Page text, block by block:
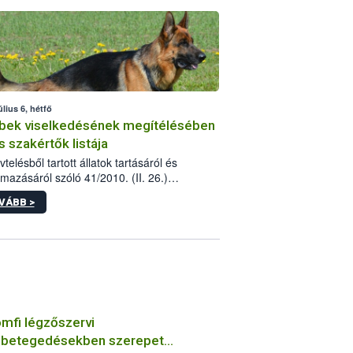
6, hétfő
viselkedésének megítélésében
szakértők listája
tartott állatok tartásáról és
szóló 41/2010. (II. 26.)
szabályozza az eb okozta fizikai
illetve ennek veszélye keletkezésekor
eb tartását és annak engedélyezését.
>
légzőszervi
szerepet